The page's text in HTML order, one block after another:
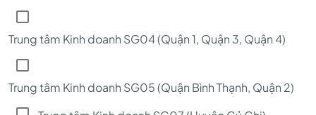
Trung tâm Kinh doanh SG04 (Quận 1, Quận 3, Quận 4)
Trung tâm Kinh doanh SG05 (Quận Bình Thạnh, Quận 2)